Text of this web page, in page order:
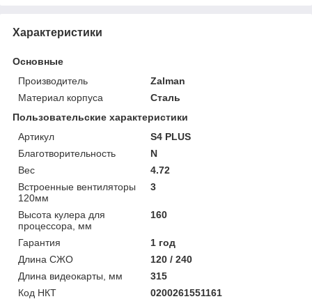
Характеристики
Основные
Производитель
Zalman
Материал корпуса
Сталь
Пользовательские характеристики
Артикул
S4 PLUS
Благотворительность
N
Вес
4.72
Встроенные вентиляторы
120мм
3
Высота кулера для
процессора, мм
160
Гарантия
1 год
Длина СЖО
120 / 240
Длина видеокарты, мм
315
Код НКТ
0200261551161